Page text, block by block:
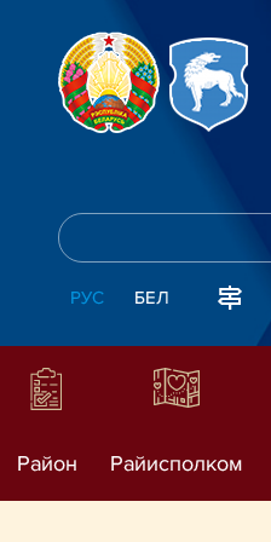
РУС БЕЛ
Район Райисполком